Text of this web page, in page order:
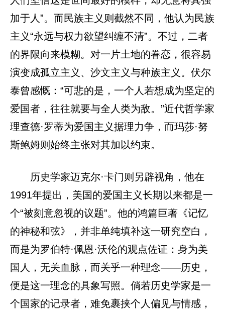
加于人”。而民族主义则截然不同，他认为民族
主义“永远与权力欲望纠缠不清”。不过，二者
的界限向来模糊。对一片土地的眷恋，很容易
演变成孤立主义、沙文主义与种族主义。伏尔
泰曾感慨：“可悲的是，一个人若想成为坚定的
爱国者，往往就要与全人类为敌。”近代哲学家
理查德·罗蒂为爱国主义据理力争，而玛莎·努
斯鲍姆则始终主张对其加以约束。
历史学家迈克尔·卡门则另辟视角，他在
1991年提出，美国的爱国主义长期以来都是一
个“被刻意忽视的议题”。他的鸿篇巨著《记忆
的神秘和弦》，并非单纯填补这一研究空白，
而是为罗伯特·佩恩·沃伦的观点佐证：身为美
国人，无关血脉，而关乎一种理念——历史，
便是这一理念的具象写照。倘若历史学家是一
个国家的记录者，难免裹挟个人偏见与情感，